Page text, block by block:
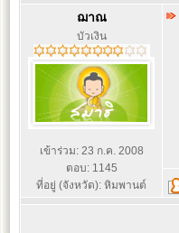
ฌาณ
บัวเงิน
เข้าร่วม: 23 ก.ค. 2008
ตอบ: 1145
ที่อยู่ (จังหวัด): หิมพานต์